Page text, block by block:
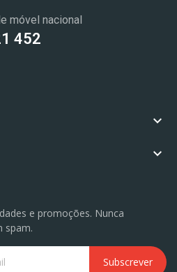
móvel nacional
452


e promoções. Nunca
spam.
Subscrever